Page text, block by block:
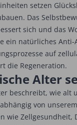
setzen
Das
sich und das
ein natürliches Anti-
auf
die Regeneration.
Alter
beschreibt, wie alt
von
wie Zellgesundheit,